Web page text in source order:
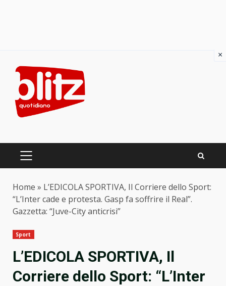
content
PRIMARY
Home » L’EDICOLA SPORTIVA, Il Corriere dello Sport:
“L’Inter cade e protesta. Gasp fa soffrire il Real”.
Gazzetta: “Juve-City anticrisi”
Sport
L’EDICOLA SPORTIVA, Il
Corriere dello Sport: “L’Inter
×